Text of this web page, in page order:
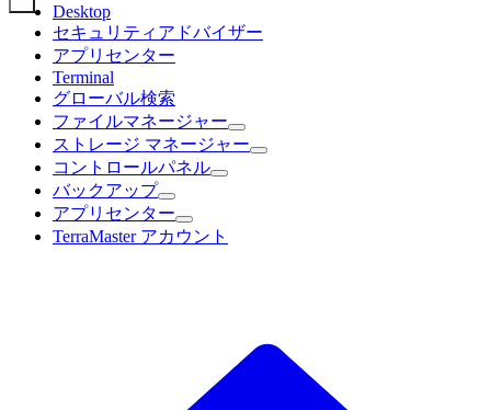
Desktop
セキュリティアドバイザー
アプリセンター
Terminal
グローバル検索
ファイルマネージャー
ストレージ マネージャー
コントロールパネル
バックアップ
アプリセンター
TerraMaster アカウント